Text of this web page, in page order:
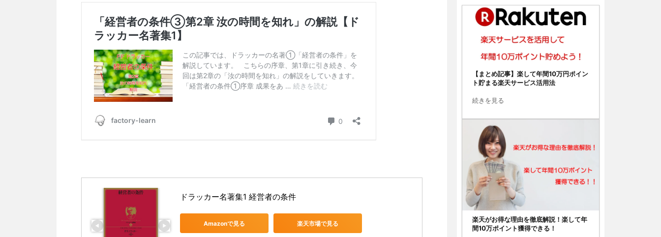
ドラッカー名著集1 経営者の条件
Amazonで見る 楽天市場で見る
【まとめ記事】楽して年間10万円ポイン
ト貯まる楽天サービス活用法
続きを見る
楽天がお得な理由を徹底解説！楽して年
間10万ポイント獲得できる！